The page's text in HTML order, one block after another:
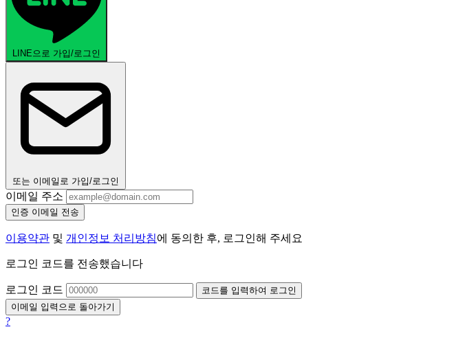
LINE으로 가입/로그인
또는 이메일로 가입/로그인
이메일 주소
인증 이메일 전송
이용약관 및 개인정보 처리방침에 동의한 후, 로그인해 주세요
로그인 코드를 전송했습니다
로그인 코드
코드를 입력하여 로그인
이메일 입력으로 돌아가기
?